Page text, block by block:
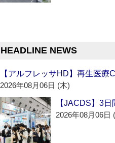
HEADLINE NEWS
【アルフレッサHD】再生医療
2026年08月06日 (木)
【JACDS】3
2026年08月06日